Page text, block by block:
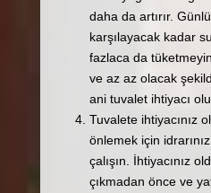
daha da artırır.
karşılayacak kadar
fazlaca da
ve az az olacak
ani tuvalet ihtiyacı
Tuvalete ihtiyacınız
önlemek için
çalışın. İhtiyacınız
çıkmadan önce ve